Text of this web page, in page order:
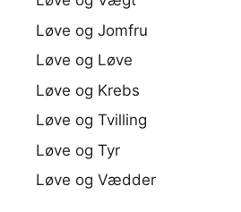
Løve og Jomfru
Løve og Løve
Løve og Krebs
Løve og Tvilling
Løve og Tyr
Løve og Vædder